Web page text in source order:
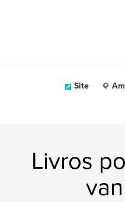
Site
Livros